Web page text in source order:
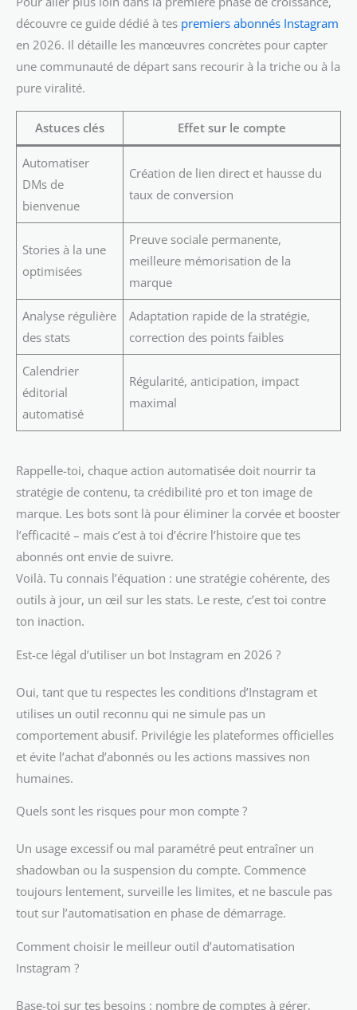
découvre ce guide dédié à tes premiers abonnés Instagram
en 2026. Il détaille les manœuvres concrètes pour capter
une communauté de départ sans recourir à la triche ou à la
pure viralité.
Astuces clés Effet sur le compte
Automatiser
DMs de
bienvenue
Création de lien direct et hausse du
taux de conversion
Stories à la une
optimisées
Preuve sociale permanente,
meilleure mémorisation de la
marque
Analyse régulière
des stats
Adaptation rapide de la stratégie,
correction des points faibles
Calendrier
éditorial
automatisé
Régularité, anticipation, impact
maximal
Rappelle-toi, chaque action automatisée doit nourrir ta
stratégie de contenu, ta crédibilité pro et ton image de
marque. Les bots sont là pour éliminer la corvée et booster
l’efficacité – mais c’est à toi d’écrire l’histoire que tes
abonnés ont envie de suivre.
Voilà. Tu connais l’équation : une stratégie cohérente, des
outils à jour, un œil sur les stats. Le reste, c’est toi contre
ton inaction.
Est-ce légal d’utiliser un bot Instagram en 2026 ?
Oui, tant que tu respectes les conditions d’Instagram et
utilises un outil reconnu qui ne simule pas un
comportement abusif. Privilégie les plateformes officielles
et évite l’achat d’abonnés ou les actions massives non
humaines.
Quels sont les risques pour mon compte ?
Un usage excessif ou mal paramétré peut entraîner un
shadowban ou la suspension du compte. Commence
toujours lentement, surveille les limites, et ne bascule pas
tout sur l’automatisation en phase de démarrage.
Comment choisir le meilleur outil d’automatisation
Instagram ?
Base-toi sur tes besoins : nombre de comptes à gérer,